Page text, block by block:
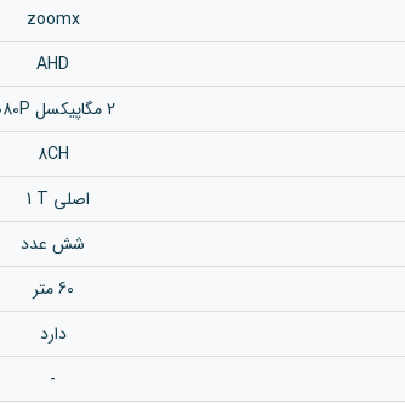
zoomx
AHD
2 مگاپیکسل 1080P
8CH
1 T اصلی
شش عدد
60 متر
دارد
-